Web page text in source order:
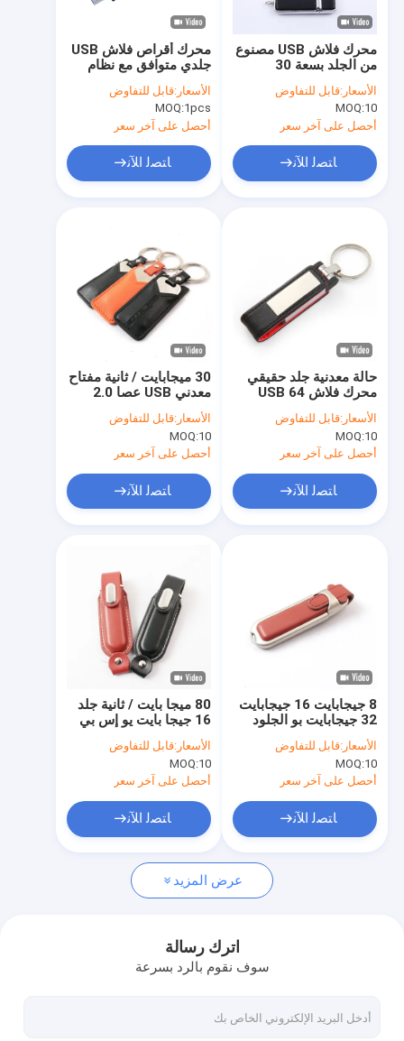
برنامج VR
مراقبة الجودة
اتصل بنا
أخبار
محرك فلاش USB معدني
محرك أقراص فلاش USB
جلدي متوافق مع نظام
تصميم أنيق ومتين مثالي
لهدايا الشركات
الأسعار:قابل للتفاوض
MOQ:1pcs
أحصل على آخر سعر
ﺎﺘﺼﻟ ﺍﻶﻧ
محرك فلاش USB مصنوع
من الجلد بسعة 30
بشعار 256 جيجابايت و
جيجابايت
الأسعار:قابل للتفاوض
MOQ:10
أحصل على آخر سعر
ﺎﺘﺼﻟ ﺍﻶﻧ
30 ميجابايت / ثانية مفتاح
معدني USB عصا 2.0
جيجابايت مع غطاء جلدي
الأسعار:قابل للتفاوض
MOQ:10
أحصل على آخر سعر
ﺎﺘﺼﻟ ﺍﻶﻧ
حالة معدنية جلد حقيقي
محرك فلاش USB 64
256 جيجابايت وافق لجنة
الاتصالات الفدرالية
الأسعار:قابل للتفاوض
MOQ:10
أحصل على آخر سعر
ﺎﺘﺼﻟ ﺍﻶﻧ
80 ميجا بايت / ثانية جلد
16 جيجا بايت يو إس بي
البيانات مجانًا
الأسعار:قابل للتفاوض
MOQ:10
أحصل على آخر سعر
ﺎﺘﺼﻟ ﺍﻶﻧ
8 جيجابايت 16 جيجابايت
32 جيجابايت بو الجلود
السرعة 80 ميجابايت /
ثانية 2.0 3.0
الأسعار:قابل للتفاوض
MOQ:10
أحصل على آخر سعر
ﺎﺘﺼﻟ ﺍﻶﻧ
عرض المزيد
اترك رسالة
سوف نقوم بالرد بسرعة